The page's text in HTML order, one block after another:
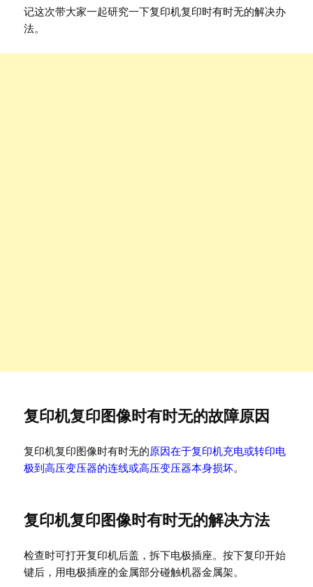
记这次带大家一起研究一下复印机复印时有时无的解决办
法。
复印机复印图像时有时无的故障原因
复印机复印图像时有时无的原因在于复印机充电或转印电
极到高压变压器的连线或高压变压器本身损坏。
复印机复印图像时有时无的解决方法
检查时可打开复印机后盖，拆下电极插座。按下复印开始
键后，用电极插座的金属部分碰触机器金属架。